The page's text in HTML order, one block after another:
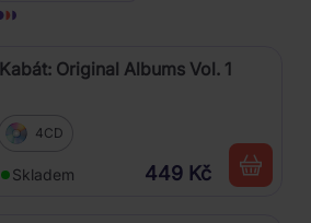
Kabát: Original Albums Vol. 1
4CD
Skladem 449 Kč